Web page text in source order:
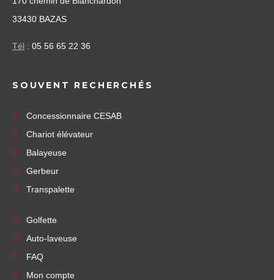
33430 BAZAS
Tél : 05 56 65 22 36
SOUVENT RECHERCHÉS
Concessionnaire CESAB
Chariot élévateur
Balayeuse
Gerbeur
Transpalette
Golfette
Auto-laveuse
FAQ
Mon compte